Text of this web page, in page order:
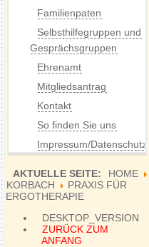
Familienpaten
Selbsthilfegruppen und
Gesprächsgruppen
Ehrenamt
Mitgliedsantrag
Kontakt
So finden Sie uns
Impressum/Datenschutz
AKTUELLE SEITE:
HOME
KORBACH
PRAXIS FÜR
ERGOTHERAPIE
DESKTOP_VERSION
ZURÜCK ZUM
ANFANG